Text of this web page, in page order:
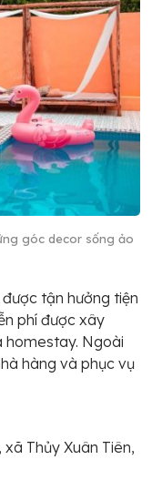
góc decor sống ảo
tận hưởng tiện
phí được xây
homestay. Ngoài
hàng và phục vụ
Thủy Xuân Tiên,